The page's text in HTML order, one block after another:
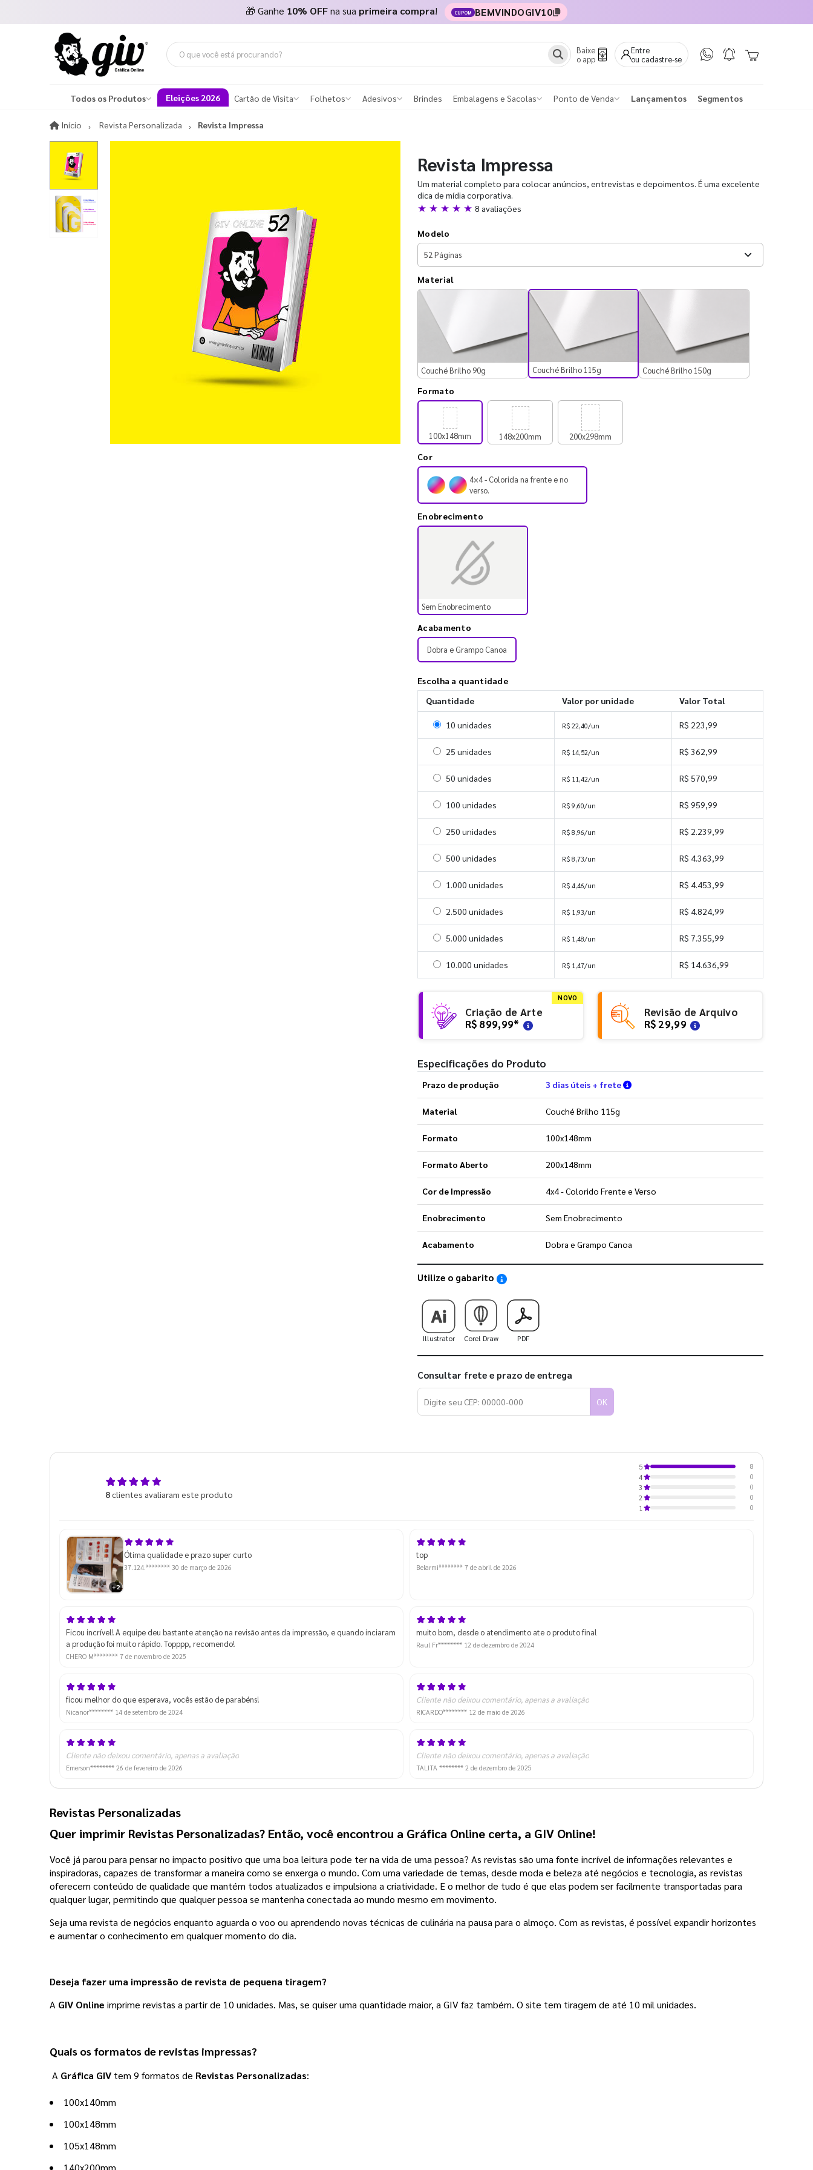
🎁 Ganhe 10% OFFna sua primeira compra! CUPOM BEMVINDOGIV10
Baixe
o app
Entre
ou cadastre-se
Todos os Produtos Eleições 2026 Cartão de Visita Folhetos Adesivos Brindes Embalagens e Sacolas Ponto de Venda Lançamentos Segmentos
Início InícioRevista Personalizada Revista Impressa
Revista Impressa
Um material completo para colocar anúncios, entrevistas e depoimentos. É uma excelente
dica de mídia corporativa.
★ ★ ★ ★ ★ 8 avaliações
Modelo
Material
Couché Brilho 90g Couché Brilho 115g Couché Brilho 150g
Formato
100x148mm 148x200mm 200x298mm
Cor
4×4 - Colorida na frente e no
verso.
Enobrecimento
Sem Enobrecimento
Acabamento
Dobra e Grampo Canoa
Escolha a quantidade
Quantidade
Valor por unidade Valor Total
Selecionar 10 unidades
10 unidades R$ 22,40/un R$ 223,99
Selecionar 25 unidades
25 unidades R$ 14,52/un R$ 362,99
Selecionar 50 unidades
50 unidades R$ 11,42/un R$ 570,99
Selecionar 100 unidades
100 unidades R$ 9,60/un R$ 959,99
Selecionar 250 unidades
250 unidades R$ 8,96/un R$ 2.239,99
Selecionar 500 unidades
500 unidades R$ 8,73/un R$ 4.363,99
Selecionar 1000 unidades
1.000 unidades R$ 4,46/un R$ 4.453,99
Selecionar 2500 unidades
2.500 unidades R$ 1,93/un R$ 4.824,99
Selecionar 5000 unidades
5.000 unidades R$ 1,48/un R$ 7.355,99
Selecionar 10000 unidades
10.000 unidades R$ 1,47/un R$ 14.636,99
NOVO
Criação de Arte
R$ 899,99*
Revisão de Arquivo
R$ 29,99
Especificações do Produto
Prazo de produção 3 dias úteis + frete Verifique as condições de entrega
Material Couché Brilho 115g
Formato 100x148mm
Formato Aberto 200x148mm
Cor de Impressão 4x4 - Colorido Frente e Verso
Enobrecimento Sem Enobrecimento
Acabamento Dobra e Grampo Canoa
Utilize o gabarito Saiba como utilizar os nossos gabaritos
Illustrator Corel Draw PDF
Consultar frete e prazo de entrega
OK
8clientes avaliaram este produto
5
8
4
0
3
0
2
0
1
0
+2
Ótima qualidade e prazo super curto
37.124.******** 30 de março de 2026
top
Belarmi******** 7 de abril de 2026
Ficou incrível! A equipe deu bastante atenção na revisão antes da impressão, e quando inciaram
a produção foi muito rápido. Topppp, recomendo!
CHERO M******** 7 de novembro de 2025
muito bom, desde o atendimento ate o produto final
Raul Fr******** 12 de dezembro de 2024
ficou melhor do que esperava, vocês estão de parabéns!
Nicanor******** 14 de setembro de 2024
Cliente não deixou comentário, apenas a avaliação
RICARDO******** 12 de maio de 2026
Cliente não deixou comentário, apenas a avaliação
Emerson******** 26 de fevereiro de 2026
Cliente não deixou comentário, apenas a avaliação
TALITA ******** 2 de dezembro de 2025
Revistas Personalizadas
Quer imprimir Revistas Personalizadas? Então, você encontrou a Gráfica Online certa, a GIV Online!
Você já parou para pensar no impacto positivo que uma boa leitura pode ter na vida de uma pessoa? As revistas são uma fonte incrível de informações relevantes e
inspiradoras, capazes de transformar a maneira como se enxerga o mundo. Com uma variedade de temas, desde moda e beleza até negócios e tecnologia, as revistas
oferecem conteúdo de qualidade que mantém todos atualizados e impulsiona a criatividade. E o melhor de tudo é que elas podem ser facilmente transportadas para
qualquer lugar, permitindo que qualquer pessoa se mantenha conectada ao mundo mesmo em movimento.
Seja uma revista de negócios enquanto aguarda o voo ou aprendendo novas técnicas de culinária na pausa para o almoço. Com as revistas, é possível expandir horizontes
e aumentar o conhecimento em qualquer momento do dia.
Deseja fazer uma impressão de revista de pequena tiragem?
A GIV Online imprime revistas a partir de 10 unidades. Mas, se quiser uma quantidade maior, a GIV faz também. O site tem tiragem de até 10 mil unidades.
Quais os formatos de revistas impressas?
A Gráfica GIV tem 9 formatos de Revistas Personalizadas:
100x140mm
100x148mm
105x148mm